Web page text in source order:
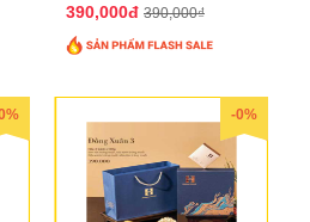
390,000đ 390,000₫
-0%